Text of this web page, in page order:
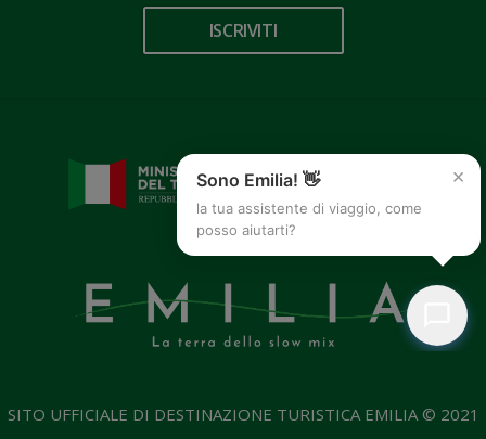
ISCRIVITI
SITO UFFICIALE DI DESTINAZIONE TURISTICA EMILIA © 2021
×
Sono Emilia! 👋
la tua assistente di viaggio, come
posso aiutarti?